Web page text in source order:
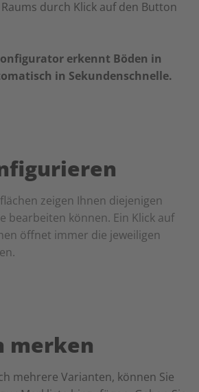
durch Klick auf den Button
erkennt Böden in
in Sekundenschnelle.
zeigen Ihnen diejenigen
bearbeiten können. Ein Klick auf
öffnet immer die jeweiligen
merken
mehrere Varianten, können Sie